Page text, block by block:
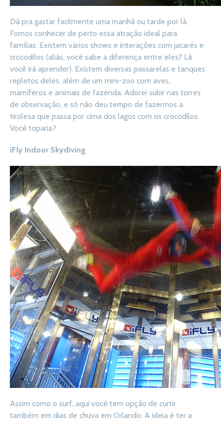
Dá pra gastar facilmente uma manhã ou tarde por lá.
Fomos conhecer de perto essa atração ideal para
famílias. Existem vários shows e interações com jacarés e
crocodilos (aliás, você sabe a diferença entre eles? Lá
você irá aprender). Existem diversas passarelas e tanques
repletos deles, além de um mini-zoo com aves,
mamíferos e animais de fazenda. Adorei subir nas torres
de observação, e só não deu tempo de fazermos a
tirolesa que passa por cima dos lagos com os crocodilos.
Você toparia?
iFly Indoor Skydiving
Assim como o surf, aqui você tem opção de curtir
também em dias de chuva em Orlando. A ideia é ter a